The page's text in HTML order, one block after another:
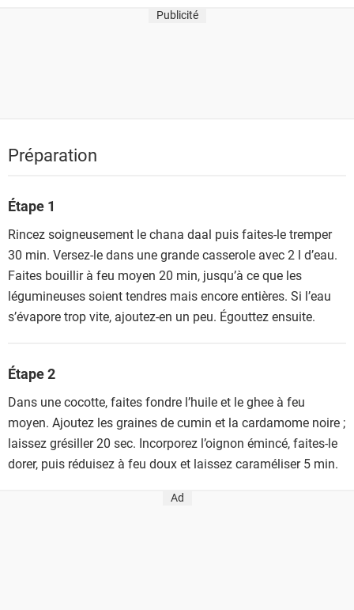
Publicité
Préparation
Étape 1
Rincez soigneusement le chana daal puis faites-le tremper
30 min. Versez-le dans une grande casserole avec 2 l d’eau.
Faites bouillir à feu moyen 20 min, jusqu’à ce que les
légumineuses soient tendres mais encore entières. Si l’eau
s’évapore trop vite, ajoutez-en un peu. Égouttez ensuite.
Étape 2
Dans une cocotte, faites fondre l’huile et le ghee à feu
moyen. Ajoutez les graines de cumin et la cardamome noire ;
laissez grésiller 20 sec. Incorporez l’oignon émincé, faites-le
dorer, puis réduisez à feu doux et laissez caraméliser 5 min.
Ad